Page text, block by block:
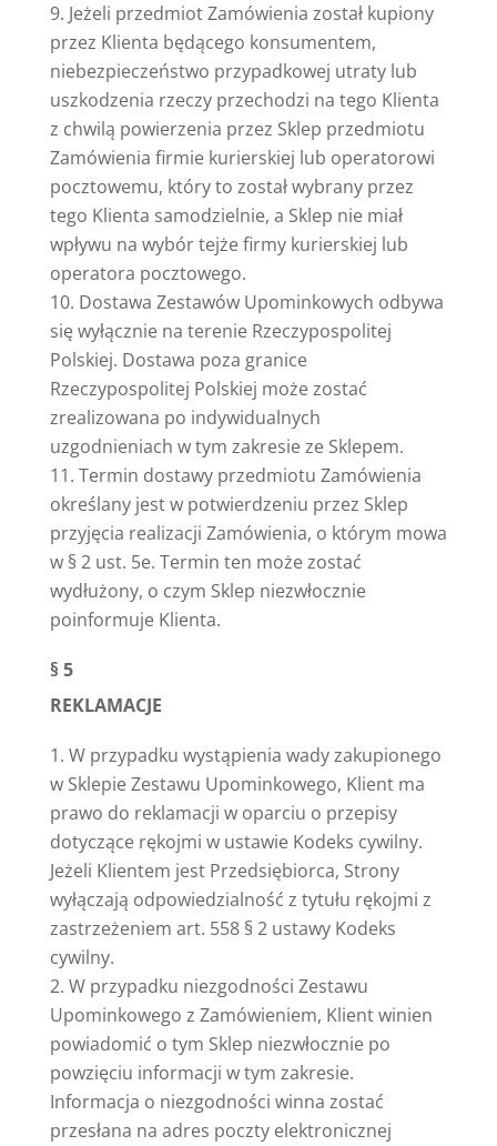
Jeżeli przedmiot Zamówienia został kupiony
przez Klienta będącego konsumentem,
niebezpieczeństwo przypadkowej utraty lub
uszkodzenia rzeczy przechodzi na tego Klienta
z chwilą powierzenia przez Sklep przedmiotu
Zamówienia firmie kurierskiej lub operatorowi
pocztowemu, który to został wybrany przez
tego Klienta samodzielnie, a Sklep nie miał
wpływu na wybór tejże firmy kurierskiej lub
operatora pocztowego.
Dostawa Zestawów Upominkowych odbywa
się wyłącznie na terenie Rzeczypospolitej
Polskiej. Dostawa poza granice
Rzeczypospolitej Polskiej może zostać
zrealizowana po indywidualnych
uzgodnieniach w tym zakresie ze Sklepem.
Termin dostawy przedmiotu Zamówienia
określany jest w potwierdzeniu przez Sklep
przyjęcia realizacji Zamówienia, o którym mowa
w § 2 ust. 5e. Termin ten może zostać
wydłużony, o czym Sklep niezwłocznie
poinformuje Klienta.
§ 5
REKLAMACJE
W przypadku wystąpienia wady zakupionego
w Sklepie Zestawu Upominkowego, Klient ma
prawo do reklamacji w oparciu o przepisy
dotyczące rękojmi w ustawie Kodeks cywilny.
Jeżeli Klientem jest Przedsiębiorca, Strony
wyłączają odpowiedzialność z tytułu rękojmi z
zastrzeżeniem art. 558 § 2 ustawy Kodeks
cywilny.
W przypadku niezgodności Zestawu
Upominkowego z Zamówieniem, Klient winien
powiadomić o tym Sklep niezwłocznie po
powzięciu informacji w tym zakresie.
Informacja o niezgodności winna zostać
przesłana na adres poczty elektronicznej